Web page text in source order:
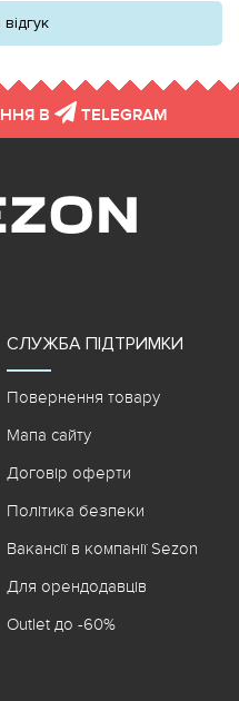
В TELEGRAM
СЛУЖБА ПІДТРИМКИ
Повернення товару
Мапа сайту
Договір оферти
Політика безпеки
Вакансії в компанії Sezon
Для орендодавців
Outlet до -60%